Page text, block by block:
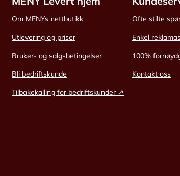
Om MENYs nettbutikk
Utlevering og priser
Bruker- og salgsbetingelser
Bli bedriftskunde
Tilbakekalling for bedriftskunder ↗
Ofte stilte
Enkel
100%
Kontakt oss